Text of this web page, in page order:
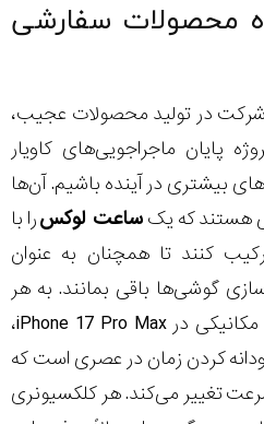
محصولات سفارشی
شرکت در تولید محصولات عجیب،
پایان ماجراجویی‌های کاویار
بیشتری در آینده باشیم. آن‌ها
هستند که یکساعت لوکسرا با
کنند تا همچنان به عنوان
گوشی‌ها باقی بمانند. به هر
حال، تلفیق یک ساعت مکانیکی در iPhone 17 Pro Max،
کردن زمان در عصری است که
تغییر می‌کند. هر کلکسیونری